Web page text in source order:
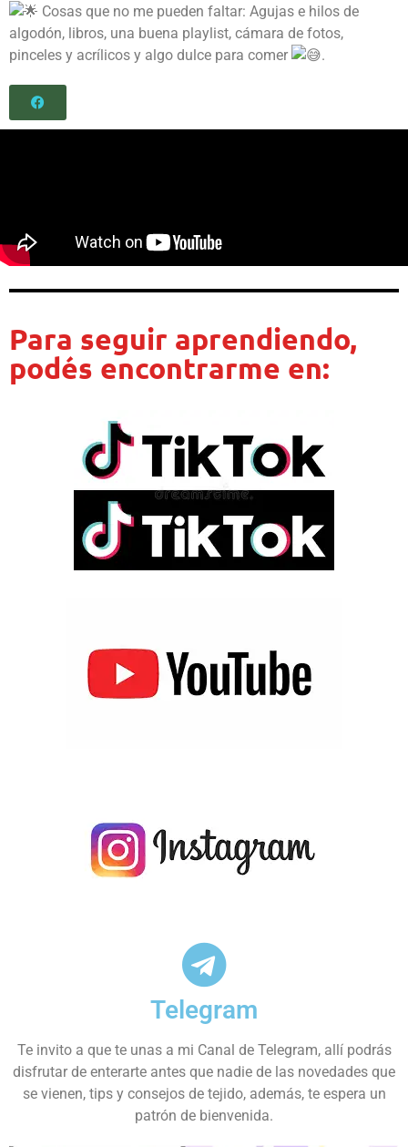
Cosas que no me pueden faltar: Agujas e hilos de
algodón, libros, una buena playlist, cámara de fotos,
pinceles y acrílicos y algo dulce para comer
.
Para seguir aprendiendo,
podés encontrarme en:
Telegram
Te invito a que te unas a mi Canal de Telegram, allí podrás
disfrutar de enterarte antes que nadie de las novedades que
se vienen, tips y consejos de tejido, además, te espera un
patrón de bienvenida.